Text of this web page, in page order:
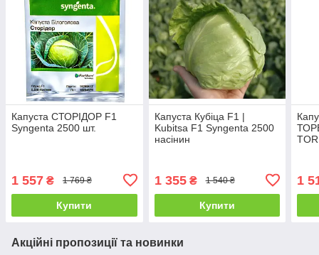
Капуста СТОРІДОР F1
Syngenta 2500 шт.
1 557 ₴ 1 769 ₴
Купити
Капуста Кубіца F1 |
Kubitsa F1 Syngenta 2500
насінин
1 355₴ 1 540 ₴
Купити
1
Акційні пропозиції та новинки